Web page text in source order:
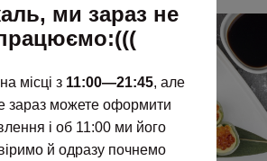
ми зараз не
місці з 11:00—21:45, але
зараз можете оформити
і об 11:00 ми його
й одразу почнемо